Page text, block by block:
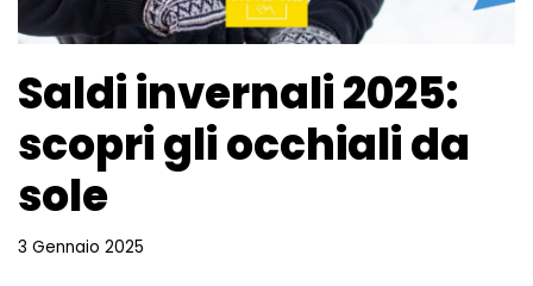
Saldi invernali 2025:
scopri gli occhiali da
sole
3 Gennaio 2025